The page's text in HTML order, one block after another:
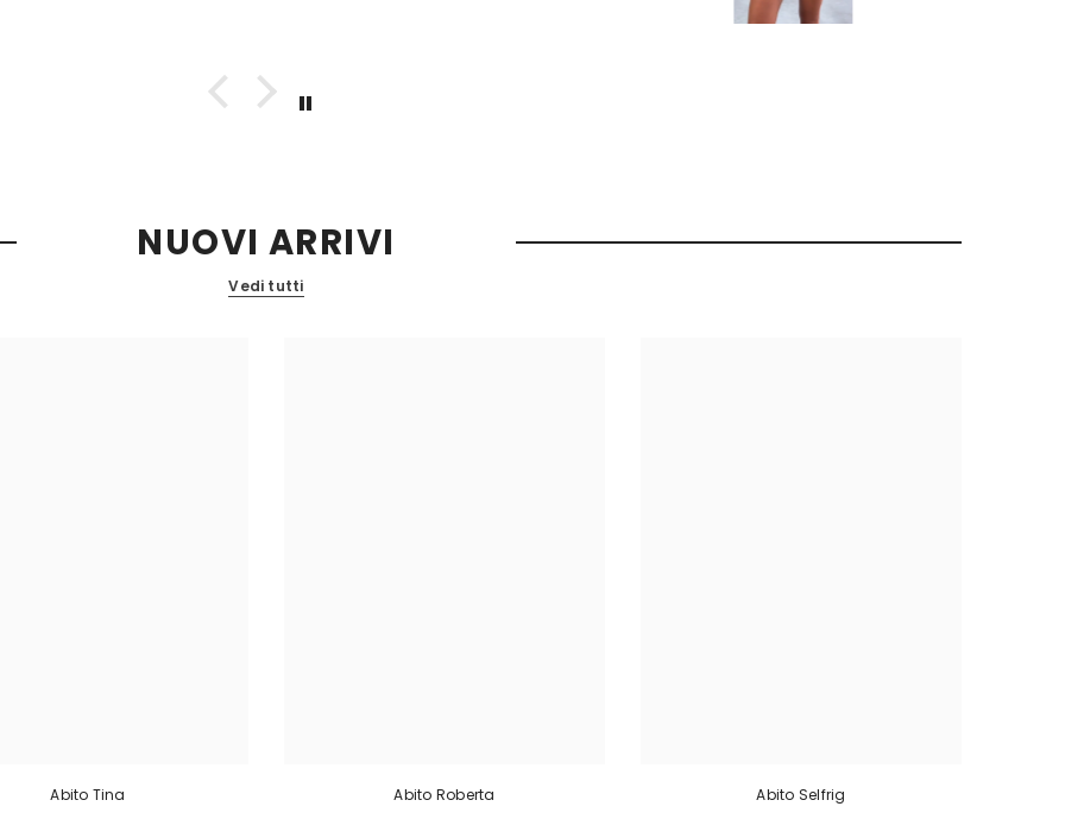
NUOVI ARRIVI
Vedi tutti
Abito Tina Abito Roberta Abito Selfrig